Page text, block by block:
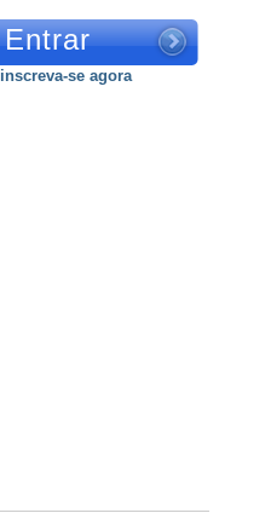
inscreva-se agora